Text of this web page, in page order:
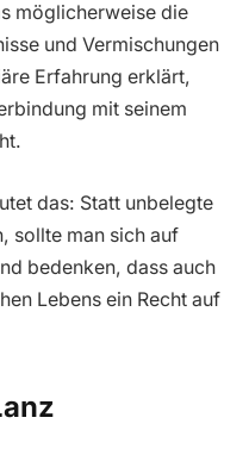
möglicherweise die
und Vermischungen
Erfahrung erklärt,
mit seinem
das: Statt unbelegte
sollte man sich auf
bedenken, dass auch
Lebens ein Recht auf